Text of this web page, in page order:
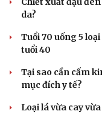
da?
Tuổi 70 uống 5
tuổi 40
Tại sao cần cấm
mục đích y tế?
Loại lá vừa cay